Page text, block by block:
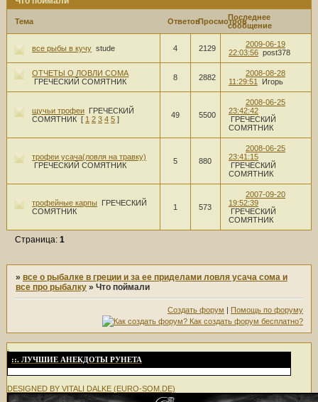
Тема ОтветовПросмотровПоследнее
сообщение
все рыбы в кучу stude 4 2129
2009-06-19
22:03:56 post378
ОТЧЕТЫ О ЛОВЛИ СОМА
ГРЕЧЕСКИЙ СОМЯТНИК
8 2882
2008-08-28
11:29:51
Игорь
щучьи трофеи ГРЕЧЕСКИЙ
СОМЯТНИК [ 1 2 3 4 5 ] 49 5500
2008-06-25
23:42:42
ГРЕЧЕСКИЙ
СОМЯТНИК
трофеи усача(ловля на травку)
ГРЕЧЕСКИЙ СОМЯТНИК
5 880
2008-06-25
23:41:15
ГРЕЧЕСКИЙ
СОМЯТНИК
трофейные карпы ГРЕЧЕСКИЙ
СОМЯТНИК
1 573
2007-09-20
19:52:39
ГРЕЧЕСКИЙ
СОМЯТНИК
Страница:1
»все о рыбалке в греции и за ее приделами ловля усача сома и
все про рыбалку »Что поймали
Создать форум | Помощь по форуму
::. ЛУЧШИЕ АНЕКДОТЫ РУНЕТА
DESIGNED BY VITALI DALKE (EURO-SOM.DE)